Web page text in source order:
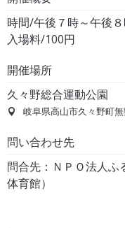
時間/午後７時～午後
入場料/100円
開催場所
久々野総合運動公園
岐阜県高山市久々野町
問い合わせ先
問合先：ＮＰＯ法人
体育館）